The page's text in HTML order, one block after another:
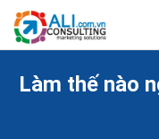
Làm thế nào